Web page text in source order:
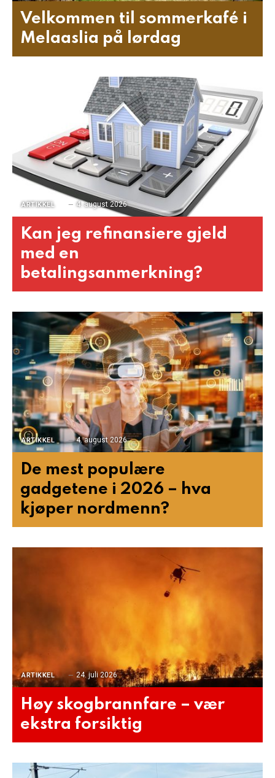
Velkommen til sommerkafé i
Melaaslia på lørdag
ARTIKKEL 4. august 2026
Kan jeg refinansiere gjeld
med en
betalingsanmerkning?
ARTIKKEL 4. august 2026
De mest populære
gadgetene i 2026 – hva
kjøper nordmenn?
ARTIKKEL 24. juli 2026
Høy skogbrannfare – vær
ekstra forsiktig